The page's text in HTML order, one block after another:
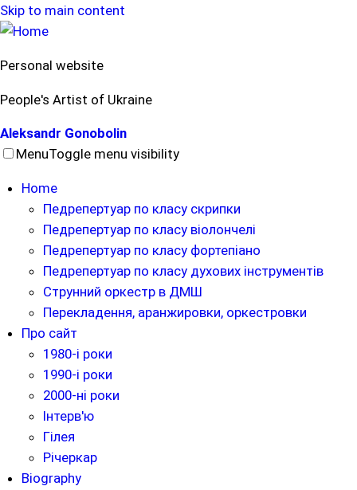
Skip to main content
Personal website
People's Artist of Ukraine
Aleksandr Gonobolin
MenuToggle menu visibility
Home
Педрепертуар по класу скрипки
Педрепертуар по класу віолончелі
Педрепертуар по класу фортепіано
Педрепертуар по класу духових інструментів
Струнний оркестр в ДМШ
Перекладення, аранжировки, оркестровки
Про сайт
1980-і роки
1990-і роки
2000-ні роки
Інтерв'ю
Гілея
Річеркар
Biography